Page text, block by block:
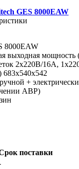
GES 8000EAW
8000EAW
выходная мощность
2х220В/16A,
683х540х542
ручной +
АВР)
поставки